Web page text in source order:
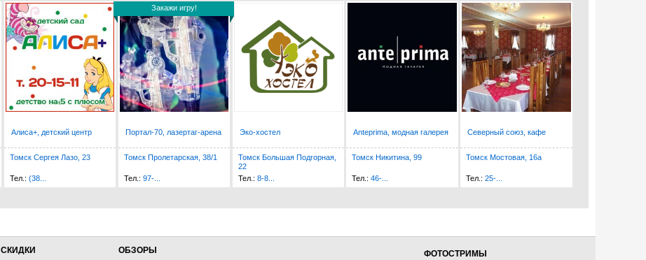
Алиса+, детский центр
Томск Сергея Лазо, 23
Тел.: (38...
Закажи игру!
Закажи игру!
Портал-70, лазертаг-арена
Томск Пролетарская, 38/1
Тел.: 97-...
Эко-хостел
Томск Большая Подгорная,
22
Тел.: 8-8...
Anteprima, модная галерея
Томск Никитина, 99
Тел.:46-...
Северный союз, кафе
Томск Мостовая, 16а
Тел.:25-...
СКИДКИ ОБЗОРЫ
ФОТОСТРИМЫ